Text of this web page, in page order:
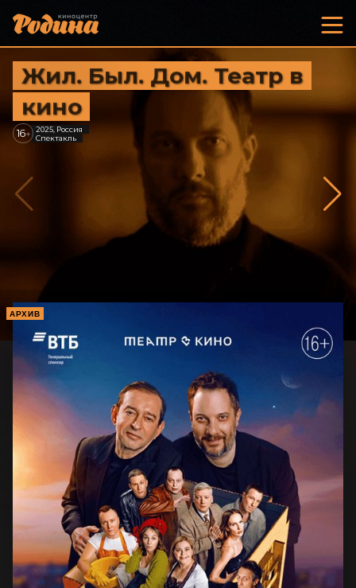
Жил. Был. Дом. Театр в
кино
16+
2025, Россия
Спектакль
АРХИВ